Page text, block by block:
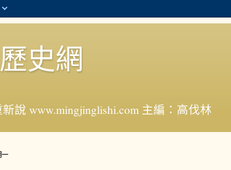
史網
說 www.mingjinglishi.com 主編：高伐林
一